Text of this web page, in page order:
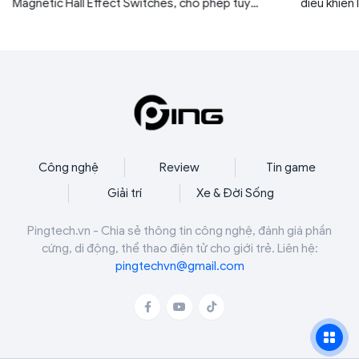
điều khiển linh hoạt cùng độ chính xác cao, tạo
muốn ở
Công nghệ Review
Tin game
Giải trí
Xe & Đời Sống
Pingtech.vn - Chia sẻ thông tin công nghệ, đánh giá phần
cứng, di động, thể thao điện tử cho giới trẻ. Liên hệ:
pingtechvn@gmail.com